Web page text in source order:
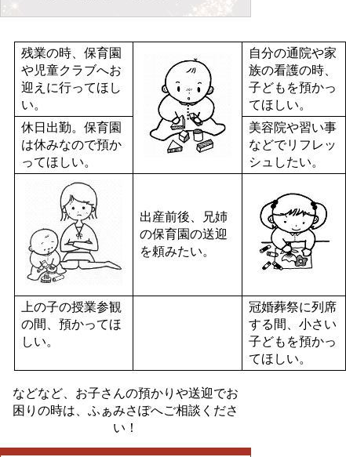
残業の時、保育園
や児童クラブへお
迎えに行ってほし
い。
自分の通院や家
族の看護の時、
子どもを預かっ
てほしい。
休日出勤。保育園
は休みなので預か
ってほしい。
美容院や習い事
などでリフレッ
シュしたい。
出産前後、兄姉
の保育園の送迎
を頼みたい。
上の子の授業参観
の間、預かってほ
しい。
冠婚葬祭に列席
する間、小さい
子どもを預かっ
てほしい。
などなど、お子さんの預かりや送迎でお
困りの時は、ふぁみさぽへご相談くださ
い！